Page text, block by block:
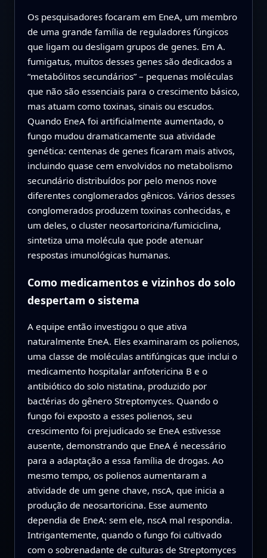
Os pesquisadores focaram em EneA, um membro
de uma grande família de reguladores fúngicos
que ligam ou desligam grupos de genes. Em A.
fumigatus, muitos desses genes são dedicados a
“metabólitos secundários” – pequenas moléculas
que não são essenciais para o crescimento básico,
mas atuam como toxinas, sinais ou escudos.
Quando EneA foi artificialmente aumentado, o
fungo mudou dramaticamente sua atividade
genética: centenas de genes ficaram mais ativos,
incluindo quase cem envolvidos no metabolismo
secundário distribuídos por pelo menos nove
diferentes conglomerados gênicos. Vários desses
conglomerados produzem toxinas conhecidas, e
um deles, o cluster neosartoricina/fumiciclina,
sintetiza uma molécula que pode atenuar
respostas imunológicas humanas.
Como medicamentos e vizinhos do solo
despertam o sistema
A equipe então investigou o que ativa
naturalmente EneA. Eles examinaram os polienos,
uma classe de moléculas antifúngicas que inclui o
medicamento hospitalar anfotericina B e o
antibiótico do solo nistatina, produzido por
bactérias do gênero Streptomyces. Quando o
fungo foi exposto a esses polienos, seu
crescimento foi prejudicado se EneA estivesse
ausente, demonstrando que EneA é necessário
para a adaptação a essa família de drogas. Ao
mesmo tempo, os polienos aumentaram a
atividade de um gene chave, nscA, que inicia a
produção de neosartoricina. Esse aumento
dependia de EneA: sem ele, nscA mal respondia.
Intrigantemente, quando o fungo foi cultivado
com o sobrenadante de culturas de Streptomyces